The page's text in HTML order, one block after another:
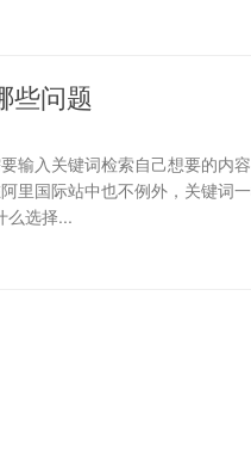
些问题
输入关键词检索自己想要的内
里国际站中也不例外，关键词
么选择...